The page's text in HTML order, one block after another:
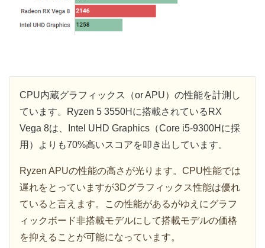
CPU内蔵グラフィックス（or APU）の性能を計測し
ています。Ryzen 5 3550Hに搭載されているRX
Vega 8は、Intel UHD Graphics（Core i5-9300Hに採
用）よりも70%高いスコアを叩き出しています。
Ryzen APUの性能の高さが光ります。CPU性能では
遅れをとっていますが3Dグラフィックス性能は優れ
ていると言えます。この性能があるがゆえにグラフ
ィックボード非搭載モデルにして搭載モデルの価格
を抑えることが可能になっています。